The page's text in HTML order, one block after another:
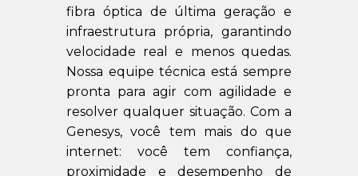
fibra óptica de última geração e
infraestrutura própria, garantindo
velocidade real e menos quedas.
Nossa equipe técnica está sempre
pronta para agir com agilidade e
resolver qualquer situação. Com a
Genesys, você tem mais do que
internet: você tem confiança,
proximidade e desempenho de